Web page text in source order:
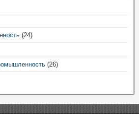
(24)
(26)